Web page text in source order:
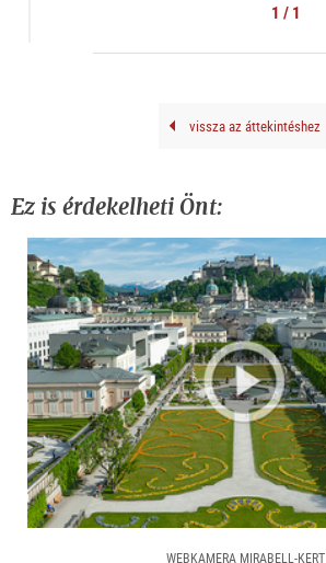
1 / 1
vissza az áttekintéshez
Ez is érdekelheti Önt:
WEBKAMERA MIRABELL-KERT